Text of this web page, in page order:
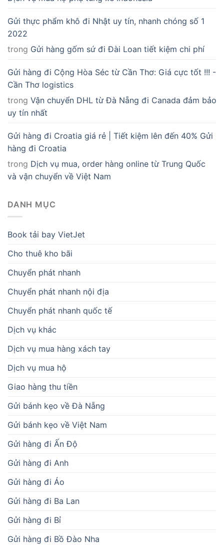
Gửi thực phẩm khô đi Nhật uy tín, nhanh chóng số 1
2022
trong Gửi hàng gốm sứ đi Đài Loan tiết kiệm chi phí
Gửi hàng đi Cộng Hòa Séc từ Cần Thơ: Giá cực tốt !!! -
Cần Thơ logistics
trong Vận chuyển DHL từ Đà Nẵng đi Canada đảm bảo
uy tín nhất
Gửi hàng đi Croatia giá rẻ | Tiết kiệm lên đến 40% Gửi
hàng đi Croatia
trong Dịch vụ mua, order hàng online từ Trung Quốc
và vận chuyển về Việt Nam
DANH MỤC
Book tải bay VietJet
Cho thuê kho bãi
Chuyển phát nhanh
Chuyển phát nhanh nội địa
Chuyển phát nhanh quốc tế
Dịch vụ khác
Dịch vụ mua hàng xách tay
Dịch vụ mua hộ
Giao hàng thu tiền
Gửi bánh kẹo về Đà Nẵng
Gửi bánh kẹo về Việt Nam
Gửi hàng đi Ấn Độ
Gửi hàng đi Anh
Gửi hàng đi Áo
Gửi hàng đi Ba Lan
Gửi hàng đi Bỉ
Gửi hàng đi Bồ Đào Nha